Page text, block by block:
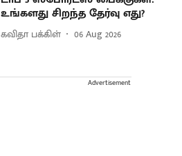
உங்களது சிறந்த தேர்வு எது?
கவிதா பக்கிள் 06 Aug 2026
Advertisement